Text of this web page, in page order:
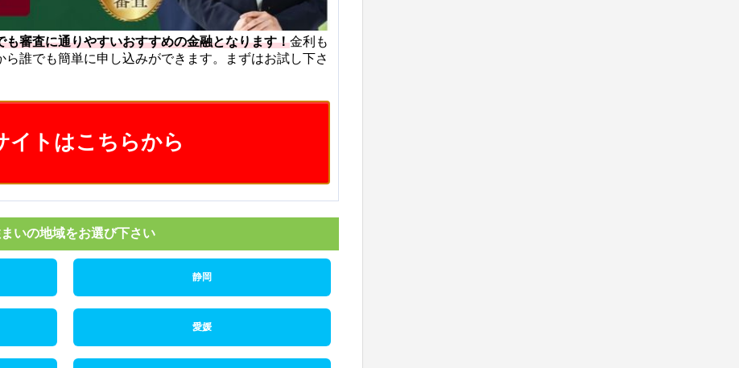
審査に通りやすいおすすめの金融となります！金利も
誰でも簡単に申し込みができます。まずはお試し下さ
イトはこちらから
いの地域をお選び下さい
静岡
愛媛